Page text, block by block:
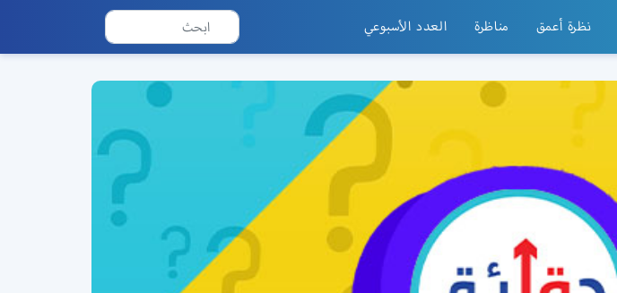
نظرة أعمق مناظرة العدد الأسبوعي